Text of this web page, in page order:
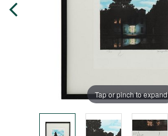
Tap or pinch to expand